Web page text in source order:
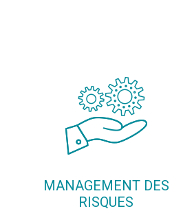
MANAGEMENT DES
RISQUES